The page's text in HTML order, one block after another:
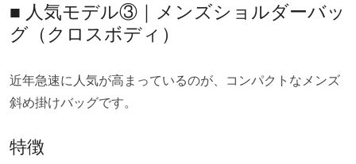
■ 人気モデル③｜メンズショルダーバッ
グ（クロスボディ）
近年急速に人気が高まっているのが、コンパクトなメンズ
斜め掛けバッグです。
特徴